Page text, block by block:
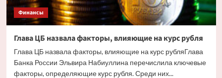
другие
причины
Финансы
Глава ЦБ назвала факторы, влияющие на курс рубля
Глава ЦБ назвала факторы, влияющие на курс рубляГлава
Банка России Эльвира Набиуллина перечислила ключевые
факторы, определяющие курс рубля. Среди них...